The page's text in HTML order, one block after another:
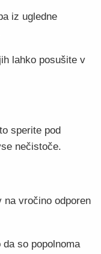
iz ugledne
lahko posušite v
sperite pod
nečistoče.
na vročino odporen
so popolnoma